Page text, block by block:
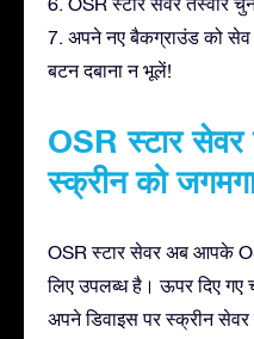
7. अपने नए बैकग्राउंड को
बटन दबाना न भूलें!
OSR स्टार
स्क्रीन को
OSR स्टार सेवर अब आपके
लिए उपलब्ध है। ऊपर दिए
अपने डिवाइस पर स्क्रीन